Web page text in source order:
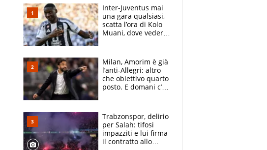
Inter-Juventus mai
una gara qualsiasi,
scatta l’ora di Kolo
Muani, dove vederla
Milan, Amorim è già
l’anti-Allegri: altro
che obiettivo quarto
posto. E domani c’è
Trabzonspor, delirio
per Salah: tifosi
impazziti e lui firma
il contratto allo